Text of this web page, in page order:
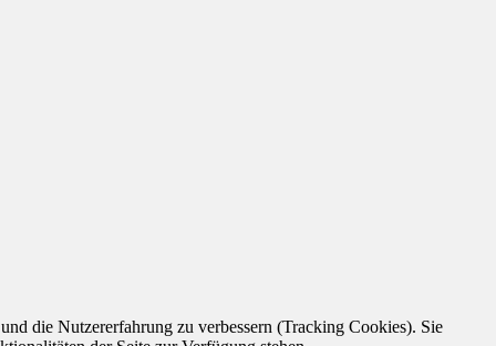
die Nutzererfahrung zu verbessern (Tracking Cookies). Sie